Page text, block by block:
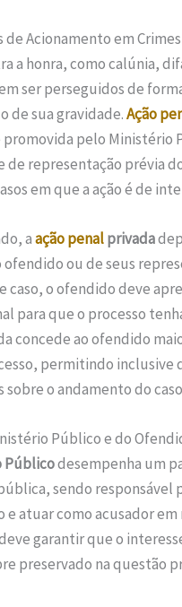
de Acionamento em
a honra, como calúnia,
ser perseguidos de
de sua gravidade.Ação
pelo Ministério
de representação prévia
em que a ação é de
aação penalprivada
ofendido ou de seus
caso, o ofendido deve
para que o processo
concede ao ofendido
permitindo inclusive
sobre o andamento do
Público e do
Públicodesempenha um
sendo responsável
e atuar como acusador em
garantir que o
preservado na questão